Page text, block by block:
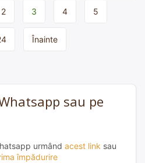
2 3 4 5
Înainte
sau pe
urmând acest link sau
împădurire